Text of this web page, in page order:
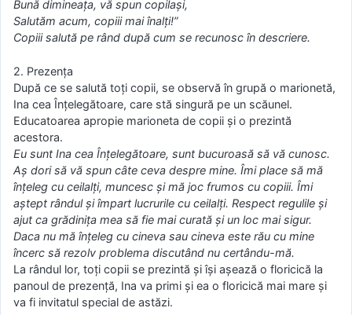
Bună dimineaţa, vă spun copilaşi,
Salutăm acum, copiii mai înalţi!”
Copiii salută pe rând după cum se recunosc în descriere.
2. Prezenţa
După ce se salută toţi copii, se observă în grupă o marionetă,
Ina cea Înţelegătoare, care stă singură pe un scăunel.
Educatoarea apropie marioneta de copii şi o prezintă
acestora.
Eu sunt Ina cea Înţelegătoare, sunt bucuroasă să vă cunosc.
Aş dori să vă spun câte ceva despre mine. Îmi place să mă
înţeleg cu ceilalţi, muncesc şi mă joc frumos cu copiii. Îmi
aştept rândul şi împart lucrurile cu ceilalţi. Respect regulile şi
ajut ca grădiniţa mea să fie mai curată şi un loc mai sigur.
Daca nu mă înţeleg cu cineva sau cineva este rău cu mine
încerc să rezolv problema discutând nu certându-mă.
La rândul lor, toţi copii se prezintă şi îşi aşează o floricică la
panoul de prezenţă, Ina va primi şi ea o floricică mai mare şi
va fi invitatul special de astăzi.